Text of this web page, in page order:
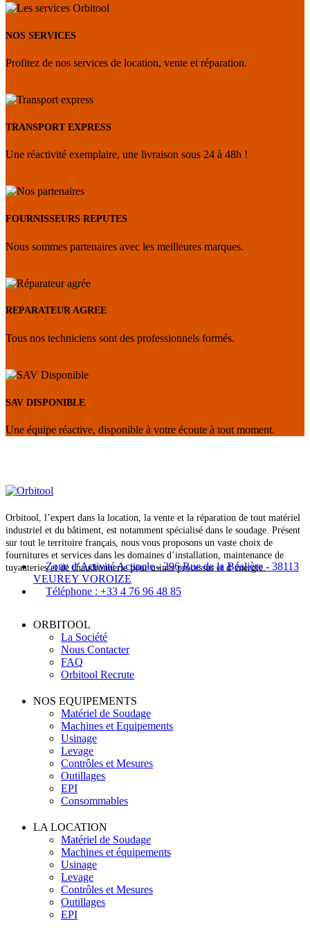
NOS SERVICES
Profitez de nos services de location, vente et réparation.
TRANSPORT EXPRESS
Une réactivité exemplaire, une livraison sous 24 à 48h !
FOURNISSEURS REPUTES
Nous sommes partenaires avec les meilleures marques.
REPARATEUR AGREE
Tous nos techniciens sont des professionnels formés.
SAV DISPONIBLE
Une équipe réactive, disponible à votre écoute à tout moment.
Orbitool, l’expert dans la location, la vente et la réparation de tout matériel
industriel et du bâtiment, est notamment spécialisé dans le soudage. Présent
sur tout le territoire français, nous vous proposons un vaste choix de
fournitures et services dans les domaines d’installation, maintenance de
tuyauteries et de chaudronnerie pour usines processus et d’énergie.
Zone d’Activité Actipole - 296 Rue de la Béalière - 38113
VEUREY VOROIZE
Téléphone : +33 4 76 96 48 85
ORBITOOL
La Société
Nous Contacter
FAQ
Orbitool Recrute
NOS EQUIPEMENTS
Matériel de Soudage
Machines et Equipements
Usinage
Levage
Contrôles et Mesures
Outillages
EPI
Consommables
LA LOCATION
Matériel de Soudage
Machines et équipements
Usinage
Levage
Contrôles et Mesures
Outillages
EPI